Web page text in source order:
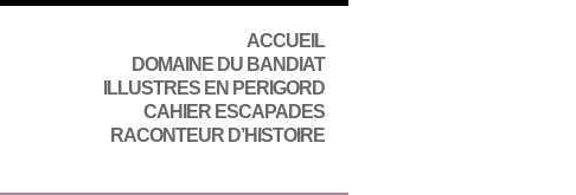
ACCUEIL
DOMAINE DU BANDIAT
ILLUSTRES EN PERIGORD
CAHIER ESCAPADES
RACONTEUR D’HISTOIRE